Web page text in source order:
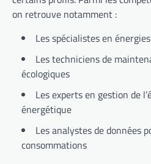
on retrouve notamment :
Les spécialistes en
Les techniciens de
écologiques
Les experts en gestion de
énergétique
Les analystes de données
consommations